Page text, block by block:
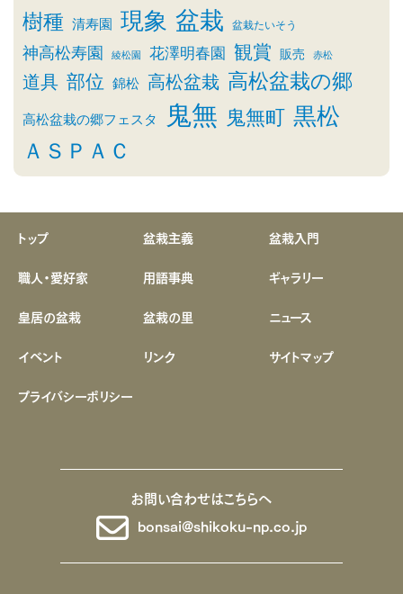
樹種 清寿園 現象 盆栽 盆栽たいそう
神高松寿園 綾松園 花澤明春園 観賞 販売 赤松
道具 部位 錦松 高松盆栽 高松盆栽の郷
高松盆栽の郷フェスタ 鬼無 鬼無町 黒松
ＡＳＰＡＣ
トップ 盆栽主義
盆栽入門
職人・愛好家
用語事典
ギャラリー
皇居の盆栽
盆栽の里
ニュース
イベント
リンク
サイトマップ
プライバシーポリシー
お問い合わせはこちらへ
bonsai@shikoku-np.co.jp